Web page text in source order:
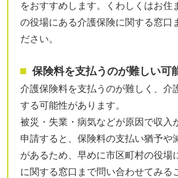
をおすすめします。くわしくはお住
の役場にある介護保険に関する窓口
ださい。
保険料を支払うのが難しい可
介護保険料を支払うのが難しく、介
する可能性があります。
被災・失業・病気などが原因で収入
申請すると、保険料の支払い猶予や
があるため、早めに市区町村の役場
に関する窓口まで問い合わせてみる